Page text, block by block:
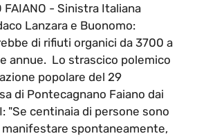
FAIANO - Sinistra Italiana
Lanzara e Buonomo:
di rifiuti organici da 3700 a
annue. Lo strascico polemico
popolare del 29
di Pontecagnano Faiano dai
"Se centinaia di persone sono
manifestare spontaneamente,